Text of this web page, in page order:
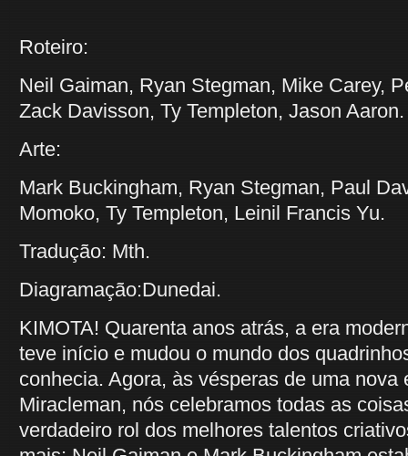
Roteiro:
Neil Gaiman, Ryan Stegman, Mike Carey,
Zack Davisson, Ty Templeton, Jason Aaron.
Arte:
Mark Buckingham, Ryan Stegman, Paul
Momoko, Ty Templeton, Leinil Francis Yu.
Tradução: Mth.
Diagramação:Dunedai.
KIMOTA! Quarenta anos atrás, a era
teve início e mudou o mundo dos
conhecia. Agora, às vésperas de uma nova
Miracleman, nós celebramos todas as
verdadeiro rol dos melhores talentos